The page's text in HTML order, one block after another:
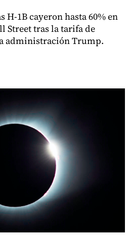
H-1B cayeron hasta 60% en
Street tras la tarifa de
administración Trump.